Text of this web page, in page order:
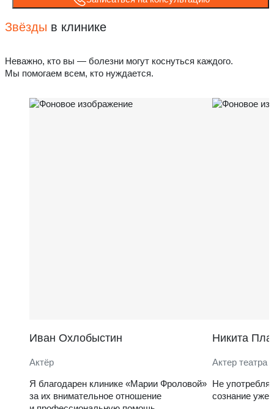
Звёзды в клинике
Неважно, кто вы — болезни могут коснуться каждого.
Мы помогаем всем, кто нуждается.
Иван Охлобыстин
Актёр
Я благодарен клинике «Марии Фроловой»
за их внимательное отношение
Никита
Актер театра
Не
сознание уже